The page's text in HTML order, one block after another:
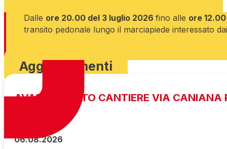
Dalle ore 20.00 del 3 luglio 2026 fino alle ore
transito pedonale lungo il marciapiede interessato
Aggiornamenti
AVANZAMENTO CANTIERE VIA CANIANA
06.08.2026